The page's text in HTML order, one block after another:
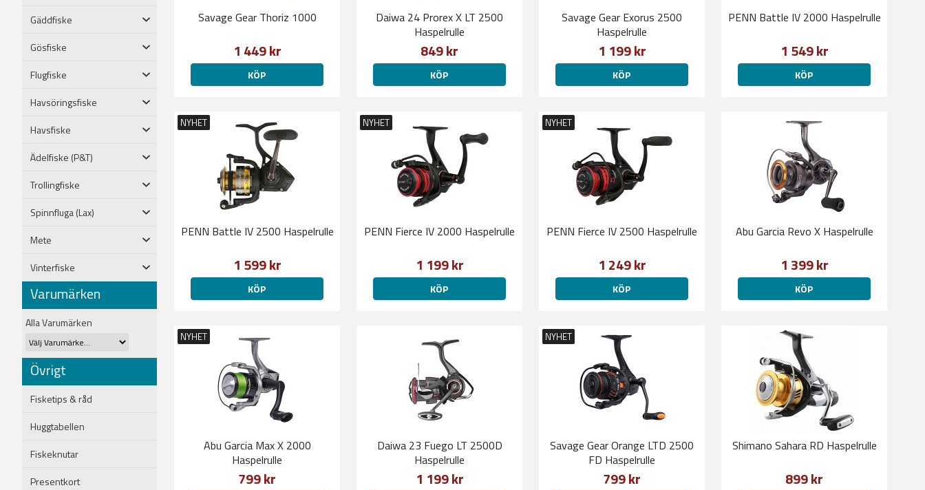
Gäddfiske
Gösfiske
Flugfiske
Havsöringsfiske
Havsfiske
Ädelfiske (P&T)
Trollingfiske
Spinnfluga (Lax)
Mete
Vinterfiske
Varumärken
Alla Varumärken
Övrigt
Fisketips & råd
Huggtabellen
Fiskeknutar
Presentkort
Savage Gear Thoriz 1000
1 449 kr
KÖP
Daiwa 24 Prorex X LT 2500
Haspelrulle
849 kr
KÖP
Savage Gear Exorus 2500
Haspelrulle
1 199 kr
KÖP
PENN Battle IV 2000 Haspelrulle
1 549 kr
KÖP
NYHET
PENN Battle IV 2500 Haspelrulle
1 599 kr
KÖP
NYHET
PENN Fierce IV 2000 Haspelrulle
1 199 kr
KÖP
NYHET
PENN Fierce IV 2500 Haspelrulle
1 249 kr
KÖP
Abu Garcia Revo X Haspelrulle
1 399 kr
KÖP
NYHET
Abu Garcia Max X 2000
Haspelrulle
799 kr
Daiwa 23 Fuego LT 2500D
Haspelrulle
1 199 kr
NYHET
Savage Gear Orange LTD 2500
FD Haspelrulle
799 kr
Shimano Sahara RD Haspelrulle
899 kr